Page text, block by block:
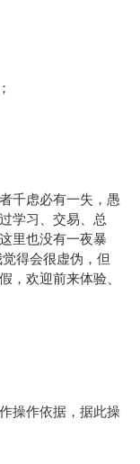
千虑必有一失，愚
学习、交易、总
里也没有一夜暴
得会很虚伪，但
欢迎前来体验、
操作依据，据此操